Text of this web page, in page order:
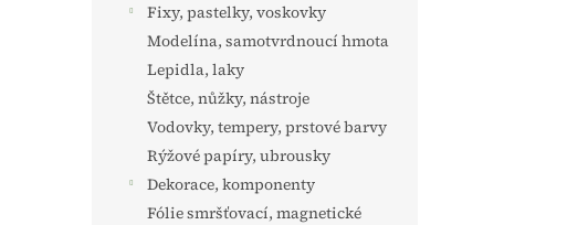
Fixy, pastelky, voskovky
Modelína, samotvrdnoucí hmota
Lepidla, laky
Štětce, nůžky, nástroje
Vodovky, tempery, prstové barvy
Rýžové papíry, ubrousky
Dekorace, komponenty
Fólie smršťovací, magnetické